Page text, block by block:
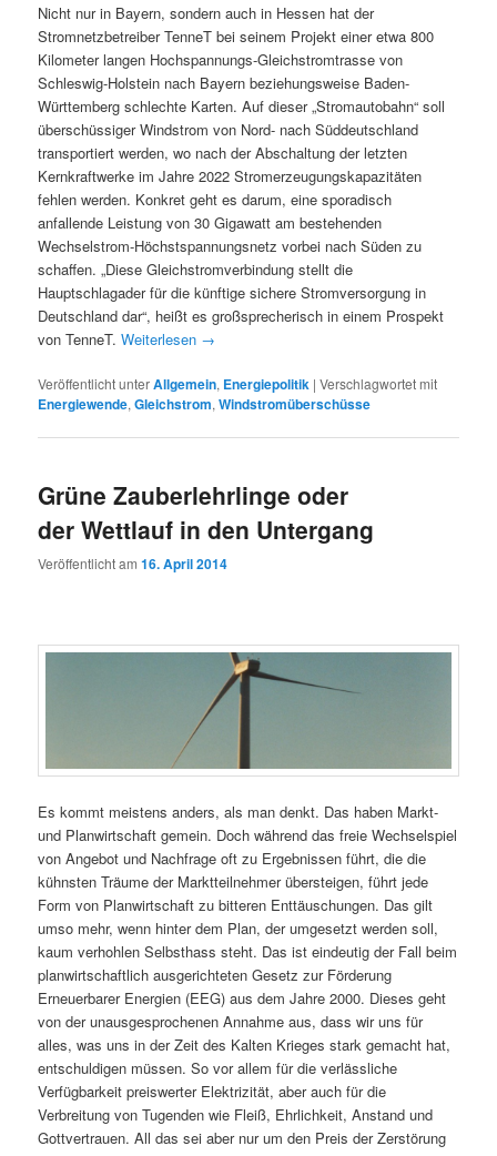
Nicht nur in Bayern, sondern auch in Hessen hat der
Stromnetzbetreiber TenneT bei seinem Projekt einer etwa 800
Kilometer langen Hochspannungs-Gleichstromtrasse von
Schleswig-Holstein nach Bayern beziehungsweise Baden-
Württemberg schlechte Karten. Auf dieser „Stromautobahn“ soll
überschüssiger Windstrom von Nord- nach Süddeutschland
transportiert werden, wo nach der Abschaltung der letzten
Kernkraftwerke im Jahre 2022 Stromerzeugungskapazitäten
fehlen werden. Konkret geht es darum, eine sporadisch
anfallende Leistung von 30 Gigawatt am bestehenden
Wechselstrom-Höchstspannungsnetz vorbei nach Süden zu
schaffen. „Diese Gleichstromverbindung stellt die
Hauptschlagader für die künftige sichere Stromversorgung in
Deutschland dar“, heißt es großsprecherisch in einem Prospekt
von TenneT.Weiterlesen →
Veröffentlicht unterAllgemein, Energiepolitik |Verschlagwortet mit
Energiewende,Gleichstrom,Windstromüberschüsse
Grüne Zauberlehrlinge oder
der Wettlauf in den Untergang
Veröffentlicht am16. April 2014
Es kommt meistens anders, als man denkt. Das haben Markt-
und Planwirtschaft gemein. Doch während das freie Wechselspiel
von Angebot und Nachfrage oft zu Ergebnissen führt, die die
kühnsten Träume der Marktteilnehmer übersteigen, führt jede
Form von Planwirtschaft zu bitteren Enttäuschungen. Das gilt
umso mehr, wenn hinter dem Plan, der umgesetzt werden soll,
kaum verhohlen Selbsthass steht. Das ist eindeutig der Fall beim
planwirtschaftlich ausgerichteten Gesetz zur Förderung
Erneuerbarer Energien (EEG) aus dem Jahre 2000. Dieses geht
von der unausgesprochenen Annahme aus, dass wir uns für
alles, was uns in der Zeit des Kalten Krieges stark gemacht hat,
entschuldigen müssen. So vor allem für die verlässliche
Verfügbarkeit preiswerter Elektrizität, aber auch für die
Verbreitung von Tugenden wie Fleiß, Ehrlichkeit, Anstand und
Gottvertrauen. All das sei aber nur um den Preis der Zerstörung